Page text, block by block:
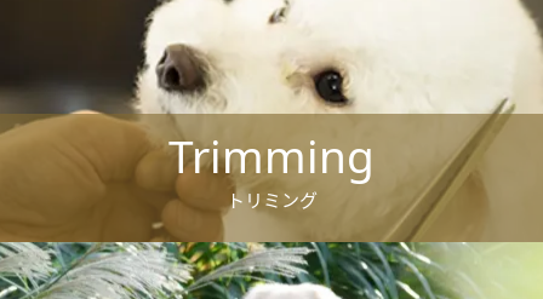
Trimming
トリミング